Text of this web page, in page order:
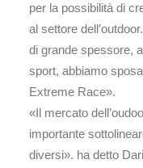
per la possibilità di
al settore
di grande spessore,
sport, abbiamo
Extreme Race».
«Il mercato
importante
diversi». ha detto